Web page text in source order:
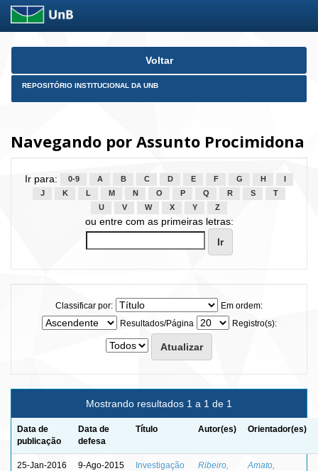
Skip
Voltar
REPOSITÓRIO INSTITUCIONAL DA UNB
Navegando por Assunto Procimidona
Ir para: 0-9 A B C D E F G H
J
K L M N O P Q R S
T
U
V W X Y Z
ou entre com as primeiras letras:
Classificar por:
Em ordem:
Resultados/Página
Registro(s):
Mostrando resultados 1 a 1 de 1
Data de
publicação
Data de
defesa
Título Autor(es) Orientador(es)
25-Jan-2016 9-Ago-2015
Investigação
Ribeiro,
Amato,